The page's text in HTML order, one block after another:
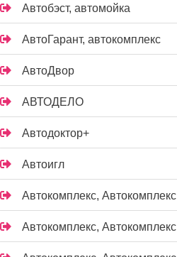
Автобэст, автомойка
АвтоГарант, автокомплекс
АвтоДвор
АВТОДЕЛО
Автодоктор+
Автоигл
Автокомплекс, Автокомплекс
Автокомплекс, Автокомплекс